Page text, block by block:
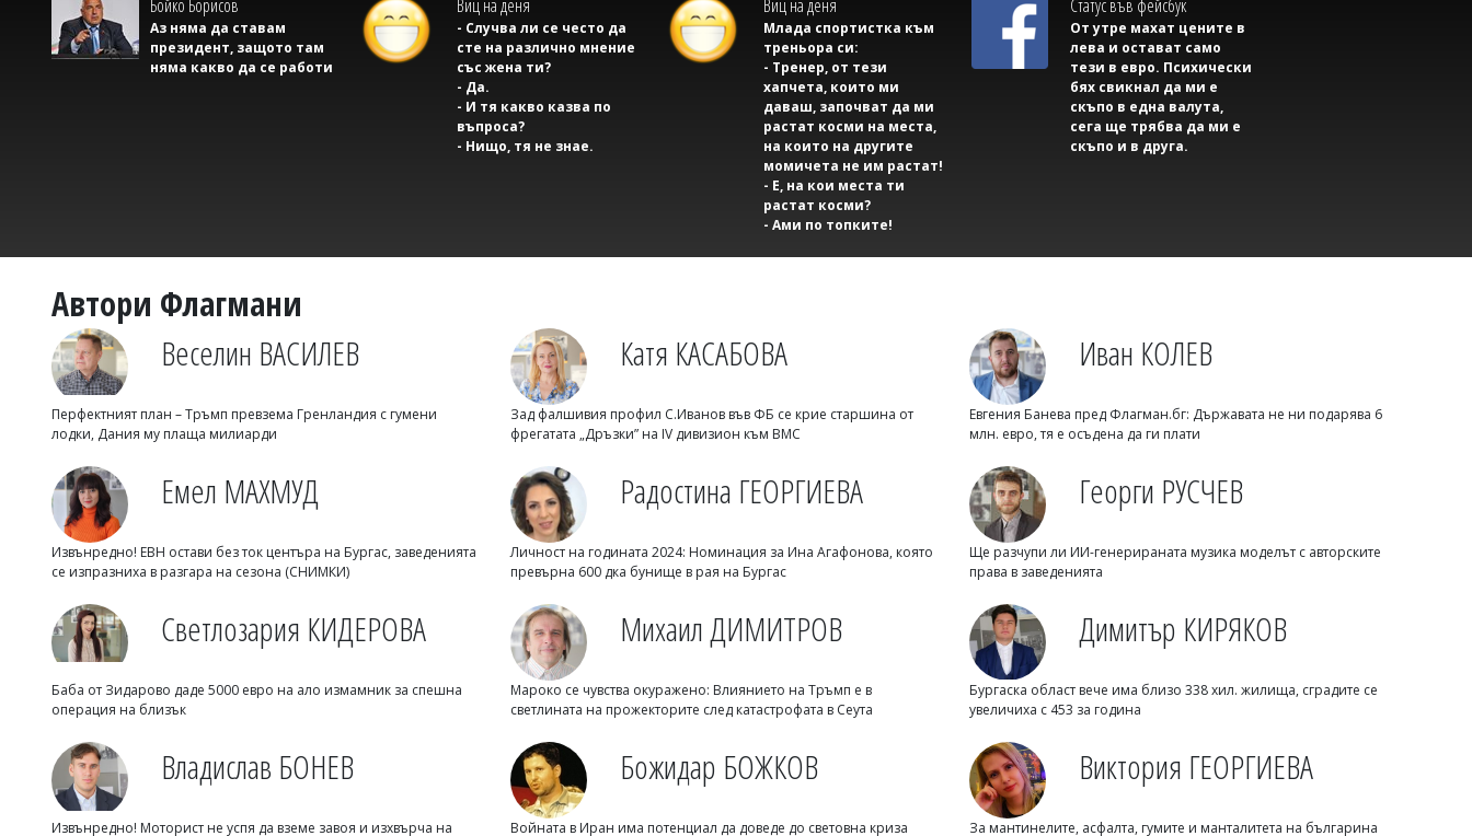
Димитър КИРЯКОВ
Георги Рачев: Горещини до второ
пришествие, идват до 39 градуса
Светлозария КИДЕРОВА
ало измамник за спешна операция на
близък
БсТПП
формат за практическо развитие,
иновации и нетуъркинг
Бойко Борисов
Аз няма да ставам
президент, защото там
няма какво да се работи
Виц на деня
- Случва ли се често да
сте на различно мнение
със жена ти?
- Да.
- И тя какво казва по
въпроса?
- Нищо, тя не знае.
Виц на деня
Млада спортистка към
треньора си:
- Тренер, от тези
хапчета, които ми
даваш, започват да ми
растат косми на места,
на които на другите
момичета не им растат!
- Е, на кои места ти
растат косми?
- Ами по топките!
Статус във фейсбук
От утре махат цените в
лева и остават само
тези в евро. Психически
бях свикнал да ми е
скъпо в една валута,
сега ще трябва да ми е
скъпо и в друга.
Автори Флагмани
Веселин ВАСИЛЕВ
Перфектният план – Тръмп превзема Гренландия с гумени
лодки, Дания му плаща милиарди
Катя КАСАБОВА
Зад фалшивия профил С.Иванов във ФБ се крие старшина от
фрегатата „Дръзки” на IV дивизион към ВМС
Иван КОЛЕВ
Евгения Банева пред Флагман.бг: Държавата не ни подарява 6
млн. евро, тя е осъдена да ги плати
Емел МАХМУД
Извънредно! ЕВН остави без ток центъра на Бургас, заведенията
се изпразниха в разгара на сезона (СНИМКИ)
Радостина ГЕОРГИЕВА
Личност на годината 2024: Номинация за Ина Агафонова, която
превърна 600 дка бунище в рая на Бургас
Георги РУСЧЕВ
Ще разчупи ли ИИ-генерираната музика моделът с авторските
права в заведенията
Светлозария КИДЕРОВА
Баба от Зидарово даде 5000 евро на ало измамник за спешна
операция на близък
Михаил ДИМИТРОВ
Мароко се чувства окуражено: Влиянието на Тръмп е в
светлината на прожекторите след катастрофата в Сеута
Димитър КИРЯКОВ
Бургаска област вече има близо 338 хил. жилища, сградите се
увеличиха с 453 за година
Владислав БОНЕВ
Извънредно! Моторист не успя да вземе завоя и изхвърча на
Божидар БОЖКОВ
Войната в Иран има потенциал да доведе до световна криза
Виктория ГЕОРГИЕВА
За мантинелите, асфалта, гумите и манталитета на българина